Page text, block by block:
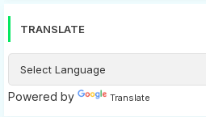
TRANSLATE
Powered by Translate